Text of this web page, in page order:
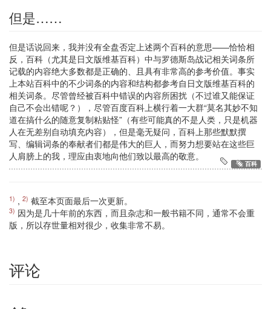
但是……
但是话说回来，我并没有全盘否定上述两个百科的意思——恰恰相
反，百科（尤其是日文版维基百科）中与罗德斯岛战记相关词条所
记载的内容绝大多数都是正确的、且具有非常高的参考价值。事实
上本站百科中的不少词条的内容和结构都参考自日文版维基百科的
相关词条。尽管曾经被百科中错误的内容所困扰（不过谁又能保证
自己不会出错呢？），尽管百度百科上横行着一大群“莫名其妙不知
道在搞什么的随意复制粘贴怪”（有些可能真的不是人类，只是机器
人在无差别自动填充内容），但是毫无疑问，百科上那些默默撰
写、编辑词条的奉献者们都是伟大的巨人，而努力想要站在这些巨
人肩膀上的我，理应由衷地向他们致以最高的敬意。
百科
1) , 2) 截至本页面最后一次更新。
3) 因为是几十年前的东西，而且杂志和一般书籍不同，通常不会重
版，所以存世量相对很少，收集非常不易。
评论